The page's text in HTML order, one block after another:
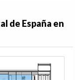
de España en